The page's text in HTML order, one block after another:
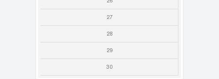
27
28
29
30